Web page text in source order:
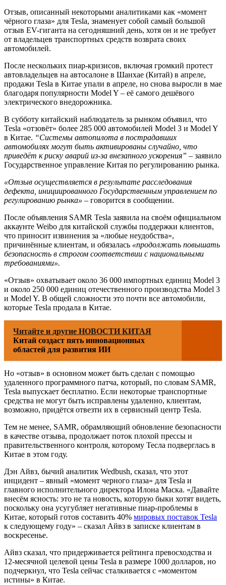
Отзыв, описанный некоторыми аналитиками как «момент
чёрного глаза» для Tesla, знаменует собой самый большой
отзыв EV-гиганта на сегодняшний день, хотя он и не требует
от владельцев транспортных средств возврата своих
автомобилей.
После нескольких пиар-кризисов, включая громкий протест
автовладельцев на автосалоне в Шанхае (Китай) в апреле,
продажи Tesla в Китае упали в апреле, но снова выросли в мае
благодаря популярности Model Y – её самого дешёвого
электрического внедорожника.
В субботу китайский наблюдатель за рынком объявил, что
Tesla «отзовёт» более 285 000 автомобилей Model 3 и Model Y
в Китае. “Системы автопилота в пострадавших
автомобилях могут быть активированы случайно, что
приведёт к риску аварий из-за внезапного ускорения” – заявило
Государственное управление Китая по регулированию рынка.
«Отзыв осуществляется в результате расследования
дефекта, инициированного Государственным управлением по
регулированию рынка» – говорится в сообщении.
После объявления SAMR Tesla заявила на своём официальном
аккаунте Weibo для китайской службы поддержки клиентов,
что приносит извинения за «любые неудобства»,
причинённые клиентам, и обязалась «продолжать повышать
безопасность в строгом соответствии с национальными
требованиями».
«Отзыв» охватывает около 36 000 импортных единиц Model 3
и около 250 000 единиц отечественного производства Model 3
и Model Y. В общей сложности это почти все автомобили,
которые Tesla продала в Китае.
Читайте и другие НОВОСТИ КИТАЯ
Китай создаст пять инновационных
областей для развития ИИ
Но «отзыв» в основном может быть сделан с помощью
удаленного программного патча, который, по словам SAMR,
Tesla выпускает бесплатно. Если некоторые транспортные
средства не могут быть исправлены удаленно, клиентам,
возможно, придётся отвезти их в сервисный центр Tesla.
Тем не менее, SAMR, обрамляющий обновление безопасности
в качестве отзыва, продолжает поток плохой прессы и
правительственного контроля, которому Тесла подверглась в
Китае в этом году.
Дэн Айвз, бычий аналитик Wedbush, сказал, что этот
инцидент – явный «момент черного глаза» для Tesla и
главного исполнительного директора Илона Маска. «Давайте
внесём ясность: это не та новость, которую быки хотят видеть,
поскольку она усугубляет негативные пиар-проблемы в
Китае, который готов составить 40% мировых поставок Tesla
к следующему году» – сказал Айвз в записке клиентам в
воскресенье.
Айвз сказал, что придерживается рейтинга превосходства и
12-месячной целевой цены Tesla в размере 1000 долларов, но
подчеркнул, что Tesla сейчас сталкивается с «моментом
истины» в Китае.